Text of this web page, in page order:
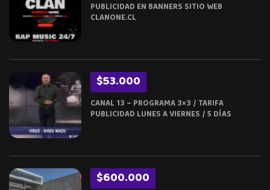
PUBLICIDAD EN BANNERS SITIO WEB
CLANONE.CL
$53.000
CANAL 13 – PROGRAMA 3×3 / TARIFA
PUBLICIDAD LUNES A VIERNES / 5 DÍAS
$600.000